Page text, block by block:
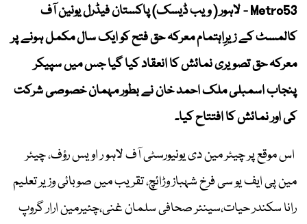
Metro53 - لاہور ( ویب ڈیسک) پاکستان فیڈرل یونین آف
کالمسٹ کے زیرِاہتمام معرکہ حق فتح کو ایک سال مکمل ہونے پر
معرکہ حق تصویری نمائش کا انعقاد کیا گیا جس میں سپیکر
پنجاب اسمبلی ملک احمد خان نے بطور مہمان خصوصی شرکت
کی اور نمائش کا افتتاح کیا۔
اس موقع پر چیئر مین دی یونیورسٹی آف لاہو ر اویس رؤف، چیئر
مین پی ایف یو سی فرخ شہباز وڑائچ، تقریب میں صوبائی وزیر تعلیم
رانا سکندر حیات،سینئر صحافی سلمان غنی،چئیرمین ارار گروپ